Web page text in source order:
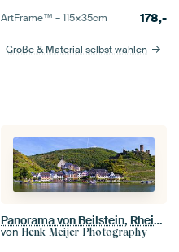
ArtFrame™ –115×35cm 178,-
Größe & Material selbst wählen
Panorama von Beilstein, Rheinland-Pfalz, Deutschland
von Henk Meijer Photography